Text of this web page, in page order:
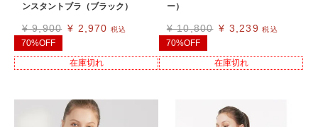
ンスタントブラ（ブラック）
¥ 9,900 ¥ 2,970 税込
70%OFF
在庫切れ
ー）
¥ 10,800 ¥ 3,239 税込
70%OFF
在庫切れ